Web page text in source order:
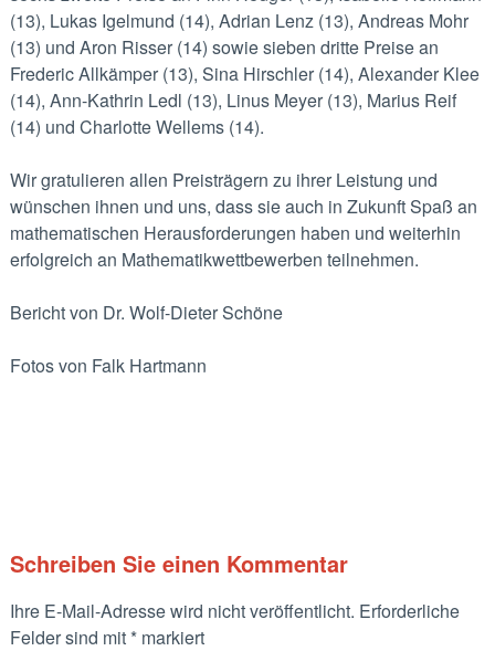
(13), Lukas Igelmund (14), Adrian Lenz (13), Andreas Mohr
(13) und Aron Risser (14) sowie sieben dritte Preise an
Frederic Allkämper (13), Sina Hirschler (14), Alexander Klee
(14), Ann-Kathrin Ledl (13), Linus Meyer (13), Marius Reif
(14) und Charlotte Wellems (14).
Wir gratulieren allen Preisträgern zu ihrer Leistung und
wünschen ihnen und uns, dass sie auch in Zukunft Spaß an
mathematischen Herausforderungen haben und weiter­hin
erfolgreich an Mathematikwettbewerben teilnehmen.
Bericht von Dr. Wolf-Dieter Schöne
Fotos von Falk Hartmann
Schreiben Sie einen Kommentar
Ihre E-Mail-Adresse wird nicht veröffentlicht. Erforderliche
Felder sind mit *markiert